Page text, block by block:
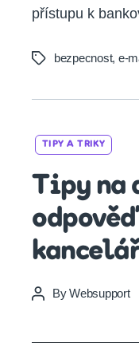
přístupu k
Tags bezpecnost, e-
TIPY A TRIKY
Tipy na
PostByWebsupport